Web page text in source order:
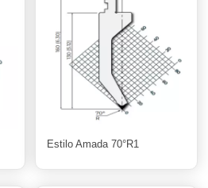
Estilo Amada 70°R1